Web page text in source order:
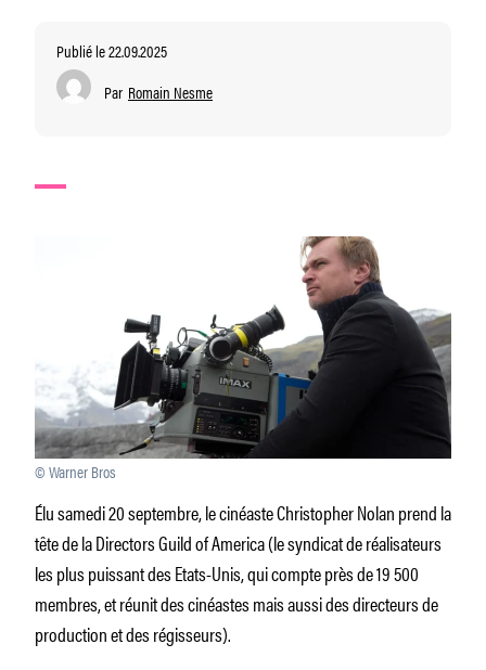
Publié le 22.09.2025
Par Romain Nesme
© Warner Bros
Élu samedi 20 septembre, le cinéaste Christopher Nolan prend la
tête de la Directors Guild of America (le syndicat de réalisateurs
les plus puissant des Etats-Unis, qui compte près de 19 500
membres, et réunit des cinéastes mais aussi des directeurs de
production et des régisseurs).